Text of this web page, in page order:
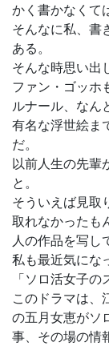
かく書かなくて
そんなに私、書
ある。
そんな時思い出
ファン・ゴッホ
ルナール、なん
有名な浮世絵ま
だ。
以前人生の先輩
と。
そういえば見取
取れなかったも
人の作品を写し
私も最近気にな
「ソロ活女子の
このドラマは、
の五月女恵がソ
事、その場の情